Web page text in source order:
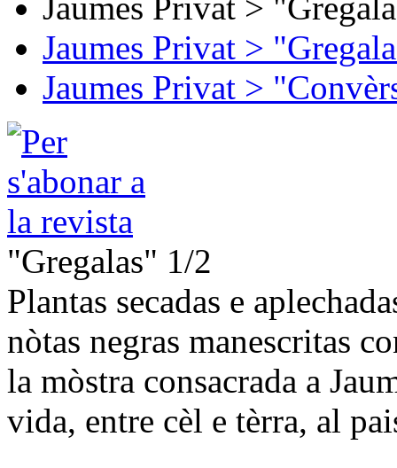
Jaumes Privat >
Jaumes Privat >
"Gregalas" 1/2
Plantas secadas e
nòtas negras manescritas
la mòstra consacrada a
vida, entre cèl e tèrra, al